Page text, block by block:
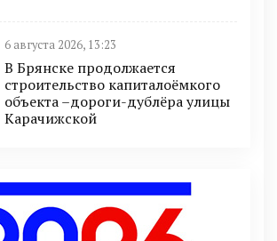
6 августа 2026, 13:23
В Брянске продолжается
строительство капиталоёмкого
объекта –дороги-дублёра улицы
Карачижской